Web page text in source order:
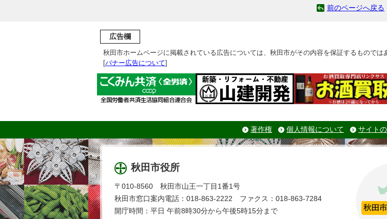
前のページへ戻る
広告欄
秋田市ホームページに掲載されている広告については、秋田市がその内容を保証するものでは
[バナー広告について]
著作権 個人情報について サイト
秋田市役所
〒010-8560 秋田市山王一丁目1番1号
秋田市窓口案内電話：018-863-2222 ファクス：018-863-7284
開庁時間：平日 午前8時30分から午後5時15分まで